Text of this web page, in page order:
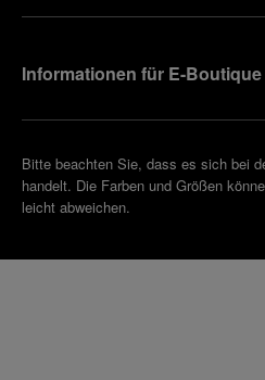
Informationen für E-Boutique
Bitte beachten Sie, dass es sich bei
handelt. Die Farben und Größen
leicht abweichen.